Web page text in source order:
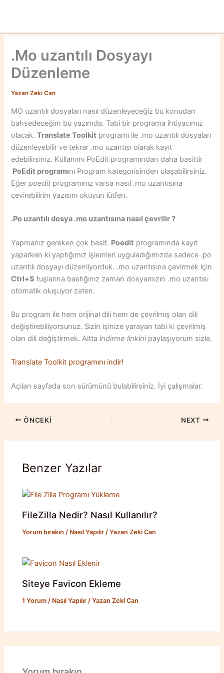
.Mo uzantılı Dosyayı
Düzenleme
Yazan Zeki Can
MO uzantılı dosyaları nasıl düzenleyeceğiz bu konudan
bahsedeceğim bu yazımda. Tabi bir programa ihtiyacımız
olacak.Translate Toolkit programı ile .mo uzantılı dosyaları
düzenleyebilir ve tekrar .mo uzantısı olarak kayıt
edebilirsiniz. Kullanımı PoEdit programından daha basittir
PoEdit programını Program kategorisinden ulaşabilirsiniz.
Eğerpoedit programınız varsa nasıl .mo uzantısına
çevirebilirim yazısını okuyun lütfen.
.Po uzantılı dosya .mo uzantısına nasıl çevrilir ?
Yapmanız gereken çok basit. Poedit programında kayıt
yaparken ki yaptığımız işlemleri uyguladığımızda sadece .po
uzantılı dosyayı düzenliyorduk. .mo uzantısına çevirmek için
Ctrl+S tuşlarına bastığınız zaman dosyamızın .mo uzantısı
otomatik oluşuyor zaten.
Bu program ile hem orijinal dili hem de çevrilmiş olan dili
değiştirebiliyorsunuz. Sizin işinize yarayan tabi ki çevrilmiş
olan dili değiştirmek. Alttaindirme linkinipaylaşıyorum sizle.
Translate Toolkit programını indir!
Açılan sayfada son sürümünü bulabilirsiniz. İyi çalışmalar.
ÖNCEKI NEXT
Benzer Yazılar
FileZilla Nedir? Nasıl Kullanılır?
Yorum bırakın / Nasıl Yapılır / Yazan Zeki Can
Siteye Favicon Ekleme
1 Yorum / Nasıl Yapılır / Yazan Zeki Can